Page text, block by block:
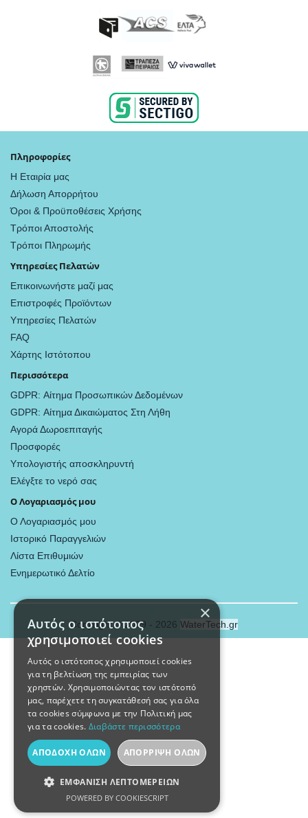
Πληροφορίες
Η Εταιρία μας
Δήλωση Απορρήτου
Όροι & Προϋποθέσεις Χρήσης
Τρόποι Αποστολής
Τρόποι Πληρωμής
Υπηρεσίες Πελατών
Επικοινωνήστε μαζί μας
Επιστροφές Προϊόντων
Υπηρεσίες Πελατών
FAQ
Χάρτης Ιστότοπου
Περισσότερα
GDPR: Αίτημα Προσωπικών Δεδομένων
GDPR: Αίτημα Δικαιώματος Στη Λήθη
Αγορά Δωροεπιταγής
Προσφορές
Υπολογιστής αποσκληρυντή
Ελέγξτε το νερό σας
Ο Λογαριασμός μου
Ο Λογαριασμός μου
Ιστορικό Παραγγελιών
Λίστα Επιθυμιών
Ενημερωτικό Δελτίο
Copyright © 2009 - 2026 WaterTech.gr
×
Αυτός ο ιστότοπος
χρησιμοποιεί cookies
Αυτός ο ιστότοπος χρησιμοποιεί cookies
για τη βελτίωση της εμπειρίας των
χρηστών. Χρησιμοποιώντας τον ιστότοπό
μας, παρέχετε τη συγκατάθεσή σας για όλα
τα cookies σύμφωνα με την Πολιτική μας
για τα cookies. Διαβάστε περισσότερα
ΑΠΟΔΟΧΉ ΌΛΩΝ ΑΠΌΡΡΙΨΗ ΌΛΩΝ
ΕΜΦΆΝΙΣΗ ΛΕΠΤΟΜΕΡΕΙΏΝ
POWERED BY COOKIESCRIPT